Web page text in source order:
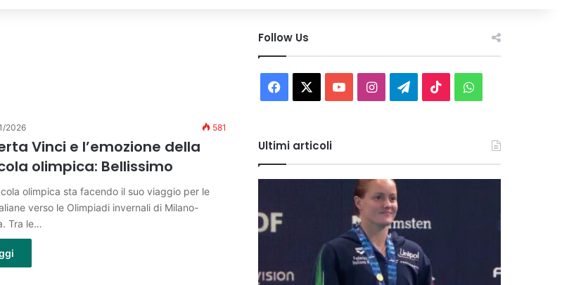
2026 581
Vinci e l’emozione della
olimpica: Bellissimo
olimpica sta facendo il suo viaggio per le
verso le Olimpiadi invernali di Milano-
Tra le…
Follow Us
Facebook You InstagramTelegram
TikTokWhatsApp
Ultimi articoli